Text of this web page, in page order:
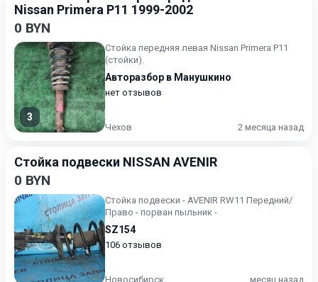
Nissan Primera P11 1999-2002
0 BYN
3
Стойка передняя левая Nissan Primera P11
(стойки).
Авторазбор в Манушкино
нет отзывов
Чехов 2 месяца назад
Стойка подвески NISSAN AVENIR
0 BYN
Стойка подвески - AVENIR RW11 Передний/
Право - порван пыльник -
SZ154
106 отзывов
Новосибирск месяц назад